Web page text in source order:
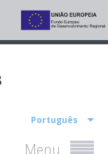
Português
Menu